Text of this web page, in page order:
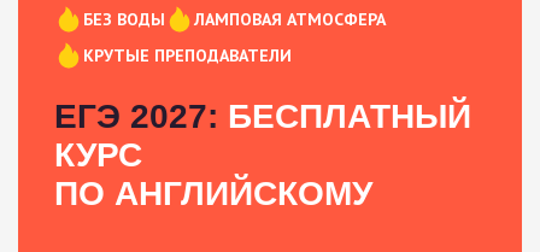
БЕЗ ВОДЫ
ЛАМПОВАЯ АТМОСФЕРА
КРУТЫЕ ПРЕПОДАВАТЕЛИ
ЕГЭ 2027: БЕСПЛАТНЫЙ
КУРС
ПО АНГЛИЙСКОМУ